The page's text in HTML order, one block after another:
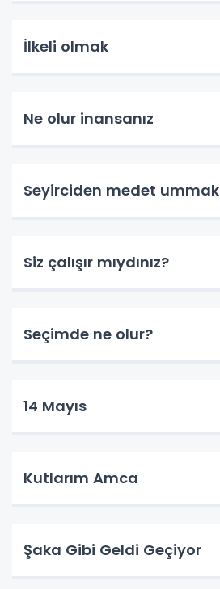
İlkeli olmak
Ne olur inansanız
Seyirciden medet ummak
Siz çalışır mıydınız?
Seçimde ne olur?
14 Mayıs
Kutlarım Amca
Şaka Gibi Geldi Geçiyor